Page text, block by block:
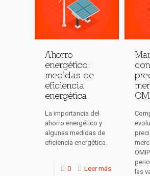
Ahorro
energético:
medidas de
eficiencia
energética
La importancia del
ahorro energético y
algunas medidas de
eficiencia energética.
0 Leer más
las